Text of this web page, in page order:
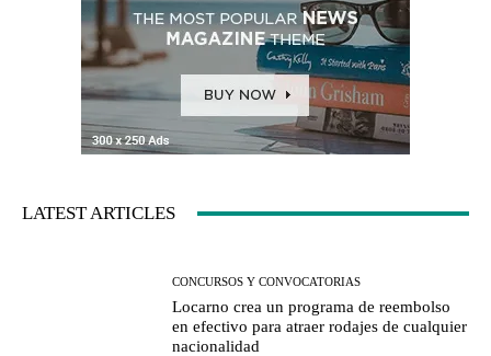
LATEST ARTICLES
CONCURSOS Y CONVOCATORIAS
Locarno crea un programa de reembolso
en efectivo para atraer rodajes de cualquier
nacionalidad